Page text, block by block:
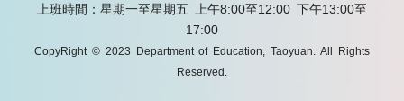
上班時間：星期一至星期五 上午8:00至12:00 下午13:00至
17:00
CopyRight © 2023 Department of Education, Taoyuan. All Rights
Reserved.